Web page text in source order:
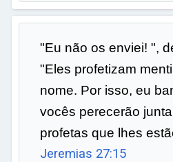
"Eu não os enviei! ",
"Eles profetizam
nome. Por isso, eu
vocês perecerão
profetas que lhes
Jeremias 27:15